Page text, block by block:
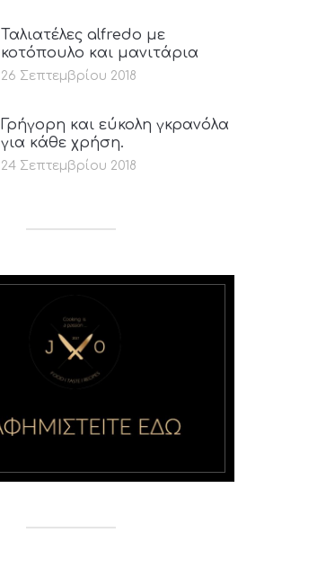
Ταλιατέλες alfredo με
κοτόπουλο και μανιτάρια
26 Σεπτεμβρίου 2018
Γρήγορη και εύκολη γκρανόλα
για κάθε χρήση.
24 Σεπτεμβρίου 2018